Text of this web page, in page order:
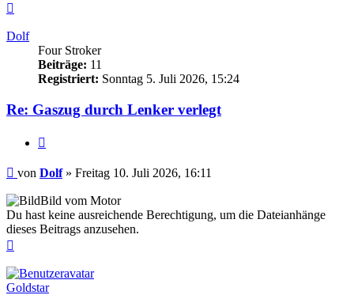
Dolf
Four Stroker
Beiträge: 11
Registriert: Sonntag 5. Juli 2026, 15:24
Re: Gaszug durch Lenker verlegt
Beitrag
von Dolf» Freitag 10. Juli 2026, 16:11
Bild vom Motor
Du hast keine ausreichende Berechtigung, um die Dateianhänge
dieses Beitrags anzusehen.
Goldstar